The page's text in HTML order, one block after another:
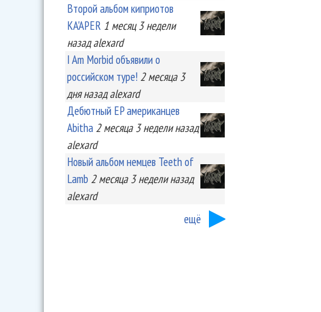
Второй альбом киприотов
KA'APER 1 месяц 3 недели
назад alexard
I Am Morbid объявили о
российском туре! 2 месяца 3
дняназад alexard
Дебютный EP американцев
Abitha 2 месяца 3 неделиназад
alexard
Новый альбом немцев Teeth of
Lamb 2 месяца 3 неделиназад
alexard
ещё